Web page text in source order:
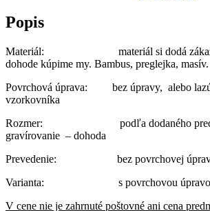
Popis
Materiál: materiál si dodá
dohode kúpime my. Bambus, preglejka, masív.
Povrchová úprava: bez úpravy, alebo
vzorkovníka
Rozmer: podľa dodaného
gravírovanie – dohoda
Prevedenie: bez povrchovej
Varianta: s povrchovou
V cene nie je zahrnuté poštovné ani cena